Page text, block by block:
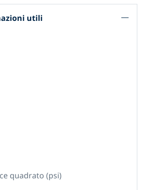
utili
quadrato (psi)